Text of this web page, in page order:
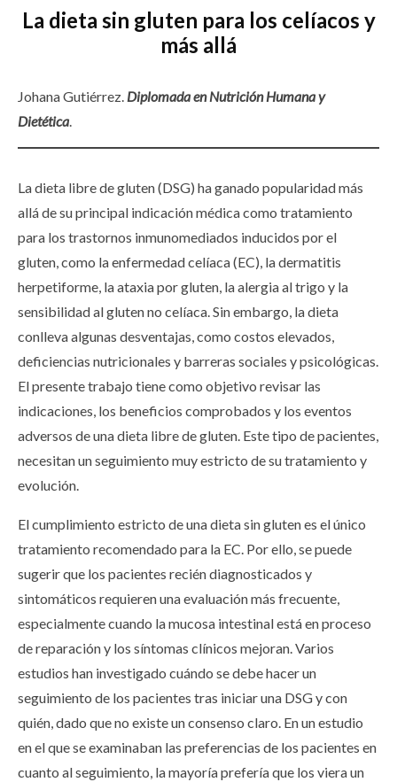
La dieta sin gluten para los celíacos y
más allá
Johana Gutiérrez. Diplomada en Nutrición Humana y
Dietética.
La dieta libre de gluten (DSG) ha ganado popularidad más
allá de su principal indicación médica como tratamiento
para los trastornos inmunomediados inducidos por el
gluten, como la enfermedad celíaca (EC), la dermatitis
herpetiforme, la ataxia por gluten, la alergia al trigo y la
sensibilidad al gluten no celíaca. Sin embargo, la dieta
conlleva algunas desventajas, como costos elevados,
deficiencias nutricionales y barreras sociales y psicológicas.
El presente trabajo tiene como objetivo revisar las
indicaciones, los beneficios comprobados y los eventos
adversos de una dieta libre de gluten. Este tipo de pacientes,
necesitan un seguimiento muy estricto de su tratamiento y
evolución.
El cumplimiento estricto de una dieta sin gluten es el único
tratamiento recomendado para la EC. Por ello, se puede
sugerir que los pacientes recién diagnosticados y
sintomáticos requieren una evaluación más frecuente,
especialmente cuando la mucosa intestinal está en proceso
de reparación y los síntomas clínicos mejoran. Varios
estudios han investigado cuándo se debe hacer un
seguimiento de los pacientes tras iniciar una DSG y con
quién, dado que no existe un consenso claro. En un estudio
en el que se examinaban las preferencias de los pacientes en
cuanto al seguimiento, la mayoría prefería que los viera un